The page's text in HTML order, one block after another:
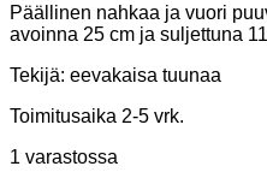
Päällinen nahkaa ja vuori
avoinna 25 cm ja suljettuna
Tekijä: eevakaisa tuunaa
Toimitusaika 2-5 vrk.
1 varastossa